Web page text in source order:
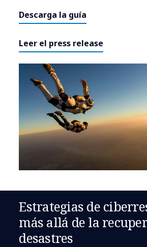
Descarga la guía
Leer el press release
Estrategias de
más allá de la
desastres